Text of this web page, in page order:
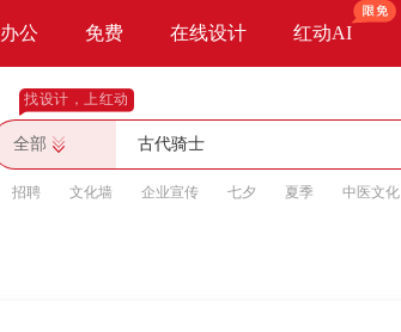
办公 免费 在线设计 红动AI
找设计，上红动
全部
招聘 文化墙 企业宣传 七夕 夏季 中医文化